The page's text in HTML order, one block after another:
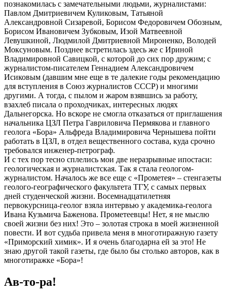
познакомилась с замечательными людьми, журналистами:
Павлом Дмитриевичем Куликовым, Татьяной
Александровной Сизаревой, Борисом Федоровичем Обозным,
Борисом Ивановичем Зубковым, Изой Матвеевной
Левушкиной, Людмилой Дмитриевной Мироненко, Володей
Моксуновым. Позднее встретилась здесь же с Ириной
Владимировной Савицкой, с которой до сих пор дружим; с
журналистом-писателем Геннадием Александровичем
Исиковым (давшим мне еще в те далекие годы рекомендацию
для вступления в Союз журналистов СССР) и многими
другими. А тогда, с пылом и жаром взявшись за работу,
взахлеб писала о проходчиках, интересных людях
Дальнегорска. Но вскоре не смогла отказаться от приглашения
начальника ЦЗЛ Петра Гавриловича Пермякова и главного
геолога «Бора» Альфреда Владимировича Чернышева пойти
работать в ЦЗЛ, в отдел вещественного состава, куда срочно
требовался инженер-петрограф.
И с тех пор тесно сплелись мои две неразрывные ипостаси:
геологическая и журналистская. Так я стала геологом-
журналистом. Началось же все еще с «Прометея» – стенгазеты
геолого-географического факультета ТГУ, с самых первых
дней студенческой жизни. Восемнадцатилетняя
первокурсница-геолог взяла интервью у академика-геолога
Ивана Кузьмича Баженова. Прометеевцы! Нет, я не мыслю
своей жизни без них! Это – золотая строка в моей жизненной
повести. И вот судьба привела меня в многотиражную газету
«Приморский химик». И я очень благодарна ей за это! Не
знаю другой такой газеты, где было бы столько авторов, как в
многотиражке «Бора»!
Ав-то-ра!